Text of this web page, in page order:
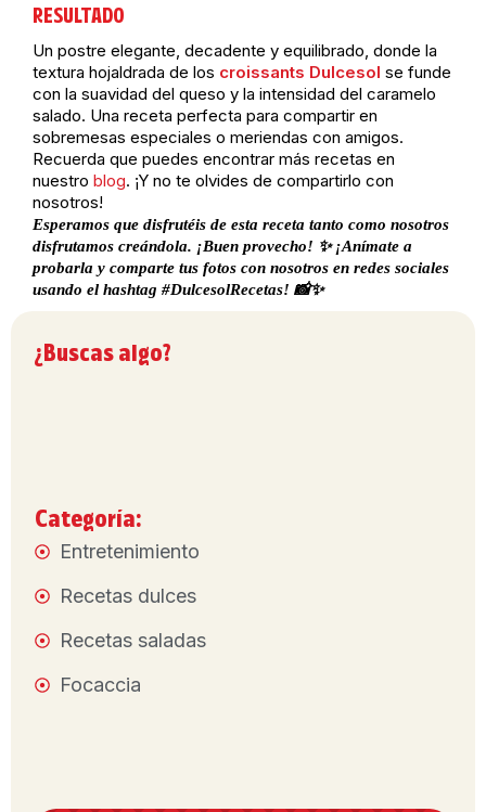
RESULTADO
Un postre elegante, decadente y equilibrado, donde la
textura hojaldrada de los croissants Dulcesol se funde
con la suavidad del queso y la intensidad del caramelo
salado. Una receta perfecta para compartir en
sobremesas especiales o meriendas con amigos.
Recuerda que puedes encontrar más recetas en
nuestro blog. ¡Y no te olvides de compartirlo con
nosotros!
Esperamos que disfrutéis de esta receta tanto como nosotros
disfrutamos creándola. ¡Buen provecho! ✨ ¡Anímate a
probarla y comparte tus fotos con nosotros en redes sociales
usando el hashtag #DulcesolRecetas! 📸✨
¿Buscas algo?
Categoría:
Entretenimiento
Recetas dulces
Recetas saladas
Focaccia